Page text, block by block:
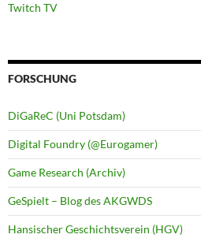
Twitch TV
FORSCHUNG
DiGaReC (Uni Potsdam)
Digital Foundry (@Eurogamer)
Game Research (Archiv)
GeSpielt – Blog des AKGWDS
Hansischer Geschichtsverein (HGV)